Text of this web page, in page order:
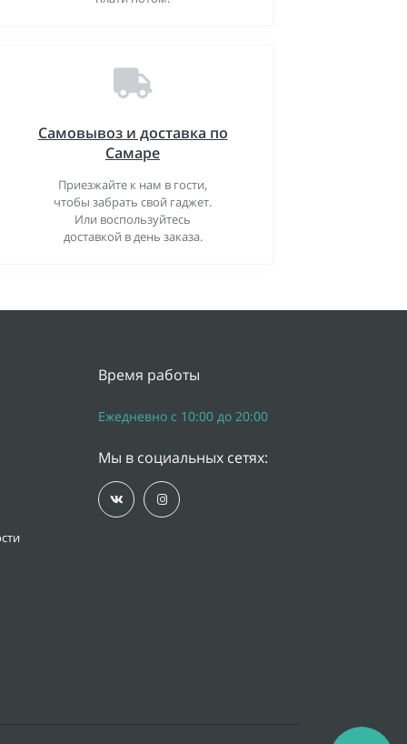
Самовывоз и доставка по
Самаре
Приезжайте к нам в гости,
чтобы забрать свой гаджет.
Или воспользуйтесь
доставкой в день заказа.
Время работы
Ежедневно с 10:00 до 20:00
Мы в социальных сетях: